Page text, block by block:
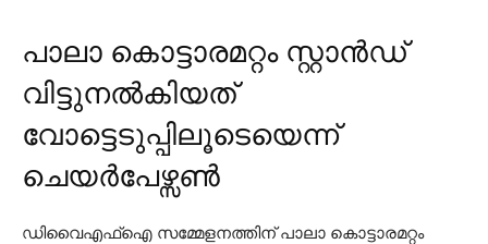
പാലാ കൊട്ടാരമറ്റം സ്റ്റാൻഡ്
വിട്ടുനൽകിയത്
വോട്ടെടുപ്പിലൂടെയെന്ന്
ചെയർപേഴ്സൺ
ഡിവൈഎഫ്ഐ സമ്മേളനത്തിന് പാലാ കൊട്ടാരമറ്റം